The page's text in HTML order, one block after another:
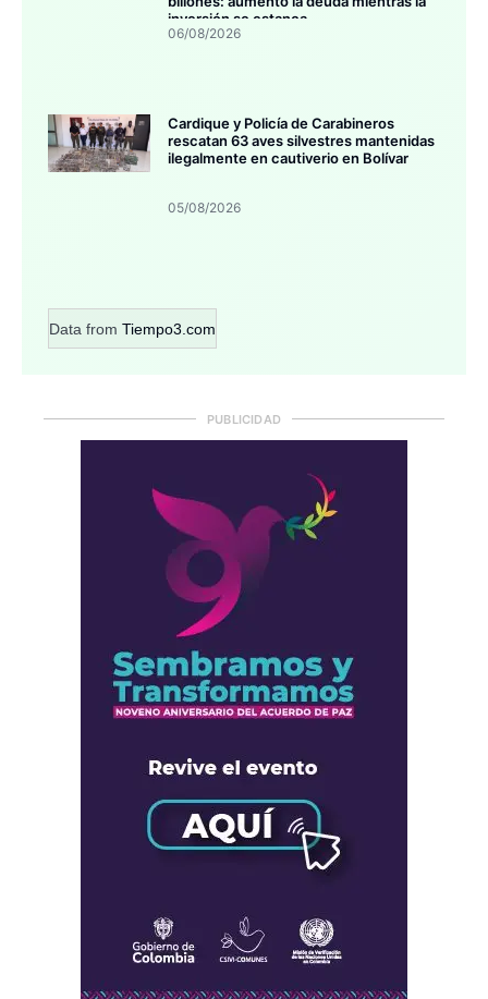
inversión se estanca
06/08/2026
Cardique y Policía de Carabineros
rescatan 63 aves silvestres mantenidas
ilegalmente en cautiverio en Bolívar
05/08/2026
Data from Tiempo3.com
PUBLICIDAD